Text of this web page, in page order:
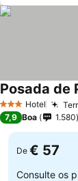
3 EstrelasHotel
Posada de
7,9 Boa 1.580
De € 57
Consulte os